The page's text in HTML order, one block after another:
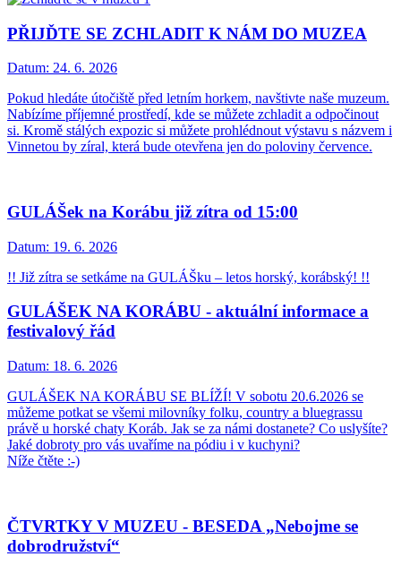
PŘIJĎTE SE ZCHLADIT K NÁM DO MUZEA
Datum: 24. 6. 2026
Pokud hledáte útočiště před letním horkem, navštivte naše muzeum.
Nabízíme příjemné prostředí, kde se můžete zchladit a odpočinout
si. Kromě stálých expozic si můžete prohlédnout výstavu s názvem i
Vinnetou by zíral, která bude otevřena jen do poloviny července.
GULÁŠek na Korábu již zítra od 15:00
Datum: 19. 6. 2026
!! Již zítra se setkáme na GULÁŠku – letos horský, korábský! !!
GULÁŠEK NA KORÁBU - aktuální informace a
festivalový řád
Datum: 18. 6. 2026
GULÁŠEK NA KORÁBU SE BLÍŽÍ! V sobotu 20.6.2026 se
můžeme potkat se všemi milovníky folku, country a bluegrassu
právě u horské chaty Koráb. Jak se za námi dostanete? Co uslyšíte?
Jaké dobroty pro vás uvaříme na pódiu i v kuchyni?
Níže čtěte :-)
ČTVRTKY V MUZEU - BESEDA „Nebojme se
dobrodružství“